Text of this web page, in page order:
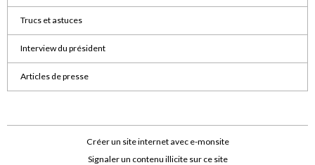
Trucs et astuces
Interview du président
Articles de presse
Créer un site internet avec e-monsite
Signaler un contenu illicite sur ce site